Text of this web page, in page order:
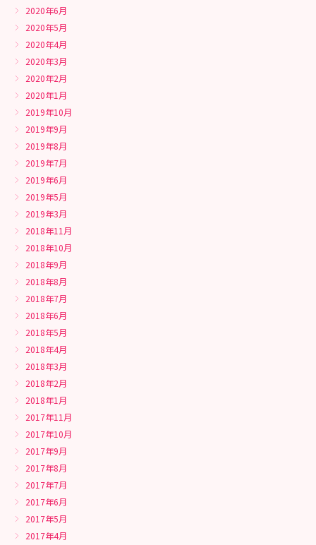
2020年6月
2020年5月
2020年4月
2020年3月
2020年2月
2020年1月
2019年10月
2019年9月
2019年8月
2019年7月
2019年6月
2019年5月
2019年3月
2018年11月
2018年10月
2018年9月
2018年8月
2018年7月
2018年6月
2018年5月
2018年4月
2018年3月
2018年2月
2018年1月
2017年11月
2017年10月
2017年9月
2017年8月
2017年7月
2017年6月
2017年5月
2017年4月